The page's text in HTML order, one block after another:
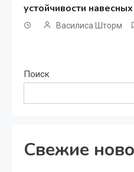
устойчивости
Василиса Шторм
Поиск
Свежие